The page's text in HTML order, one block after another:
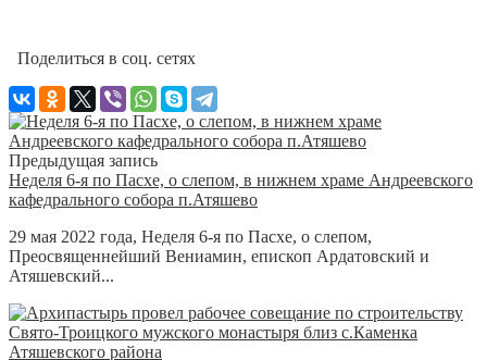
Поделиться в соц. сетях
Предыдущая запись
Неделя 6-я по Пасхе, о слепом, в нижнем храме Андреевского
кафедрального собора п.Атяшево
29 мая 2022 года, Неделя 6-я по Пасхе, о слепом,
Преосвященнейший Вениамин, епископ Ардатовский и
Атяшевский...